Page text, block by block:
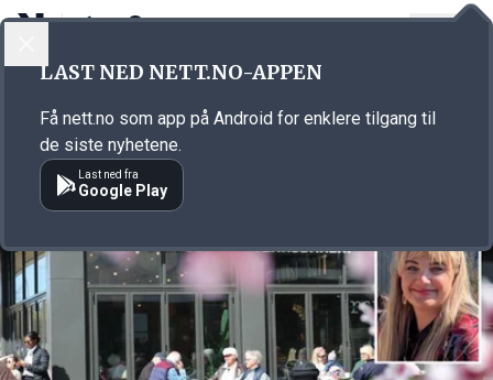
Annonsørinnhold
LAST NED NETT.NO-APPEN
Få nett.no som app på Android for enklere tilgang til
de siste nyhetene.
Last ned fra
Google Play